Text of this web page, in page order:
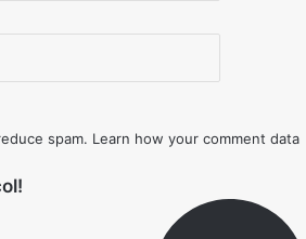
spam. Learn how your comment data